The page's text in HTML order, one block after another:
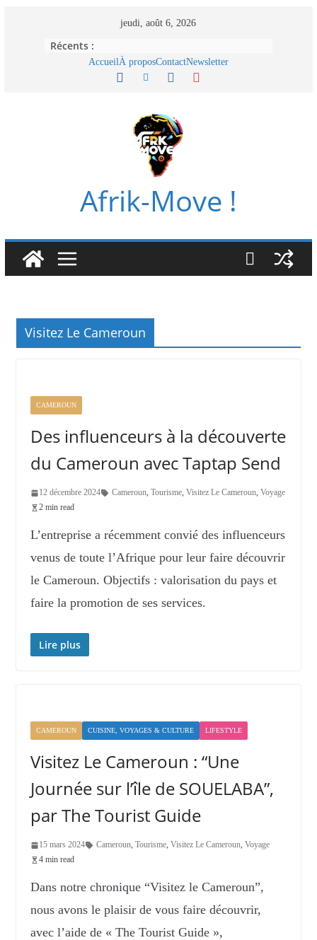
jeudi, août 6, 2026
Récents :
AccueilÀ proposContactNewsletter
Afrik-Move !
Visitez Le Cameroun
CAMEROUN
Des influenceurs à la découverte
du Cameroun avec Taptap Send
12 décembre 2024 Cameroun, Tourisme, Visitez Le Cameroun, Voyage
2 min read
L’entreprise a récemment convié des influenceurs
venus de toute l’Afrique pour leur faire découvrir
le Cameroun. Objectifs : valorisation du pays et
faire la promotion de ses services.
Lire plus
CAMEROUN CUISINE, VOYAGES & CULTURE LIFESTYLE
Visitez Le Cameroun : “Une
Journée sur l’île de SOUELABA”,
par The Tourist Guide
15 mars 2024 Cameroun, Tourisme, Visitez Le Cameroun, Voyage
4 min read
Dans notre chronique “Visitez le Cameroun”,
nous avons le plaisir de vous faire découvrir,
avec l’aide de « The Tourist Guide »,